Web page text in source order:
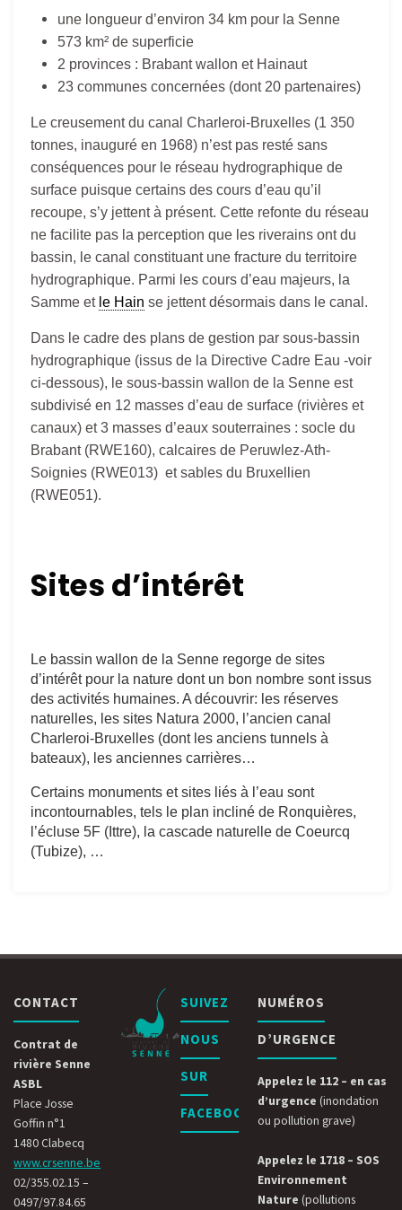
une longueur d’environ 34 km pour la Senne
573 km² de superficie
2 provinces : Brabant wallon et Hainaut
23 communes concernées (dont 20 partenaires)
Le creusement du canal Charleroi-Bruxelles (1 350
tonnes, inauguré en 1968) n’est pas resté sans
conséquences pour le réseau hydrographique de
surface puisque certains des cours d’eau qu’il
recoupe, s’y jettent à présent. Cette refonte du réseau
ne facilite pas la perception que les riverains ont du
bassin, le canal constituant une fracture du territoire
hydrographique. Parmi les cours d’eau majeurs, la
Samme et le Hain se jettent désormais dans le canal.
Dans le cadre des plans de gestion par sous-bassin
hydrographique (issus de la Directive Cadre Eau -voir
ci-dessous), le sous-bassin wallon de la Senne est
subdivisé en 12 masses d’eau de surface (rivières et
canaux) et 3 masses d’eaux souterraines : socle du
Brabant (RWE160), calcaires de Peruwlez-Ath-
Soignies (RWE013) et sables du Bruxellien
(RWE051).
Sites d’intérêt
Le bassin wallon de la Senne regorge de sites
d’intérêt pour la nature dont un bon nombre sont issus
des activités humaines. A découvrir: les réserves
naturelles, les sites Natura 2000, l’ancien canal
Charleroi-Bruxelles (dont les anciens tunnels à
bateaux), les anciennes carrières…
Certains monuments et sites liés à l’eau sont
incontournables, tels le plan incliné de Ronquières,
l’écluse 5F (Ittre), la cascade naturelle de Coeurcq
(Tubize), …
CONTACT
Contrat de
rivière Senne
ASBL
Place Josse
Goffin n°1
1480 Clabecq
www.crsenne.be
02/355.02.15 –
0497/97.84.65
SUIVEZ
NOUS
SUR
FACEBOOK
NUMÉROS
D’URGENCE
Appelez le 112 – en cas
d’urgence (inondation
ou pollution grave)
Appelez le 1718 – SOS
Environnement
Nature (pollutions